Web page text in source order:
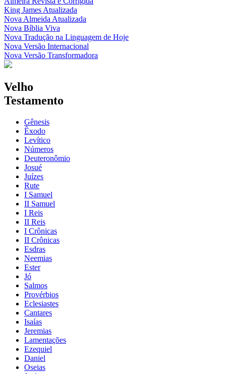
King James Atualizada
Nova Almeida Atualizada
Nova Bíblia Viva
Nova Tradução na Linguagem de Hoje
Nova Versão Internacional
Nova Versão Transformadora
Velho
Testamento
Gênesis
Êxodo
Levítico
Números
Deuteronômio
Josué
Juízes
Rute
I Samuel
II Samuel
I Reis
II Reis
I Crônicas
II Crônicas
Esdras
Neemias
Ester
Jó
Salmos
Provérbios
Eclesiastes
Cantares
Isaías
Jeremias
Lamentações
Ezequiel
Daniel
Oseias